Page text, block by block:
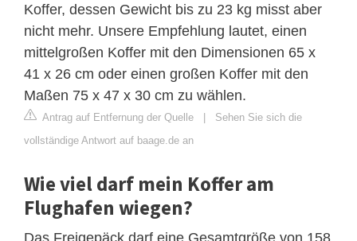
Koffer, dessen Gewicht bis zu 23 kg misst aber
nicht mehr. Unsere Empfehlung lautet, einen
mittelgroßen Koffer mit den Dimensionen 65 x
41 x 26 cm oder einen großen Koffer mit den
Maßen 75 x 47 x 30 cm zu wählen.
Antrag auf Entfernung der Quelle | Sehen Sie sich die
vollständige Antwort auf baage.de an
Wie viel darf mein Koffer am
Flughafen wiegen?
Das Freigepäck darf eine Gesamtgröße von 158